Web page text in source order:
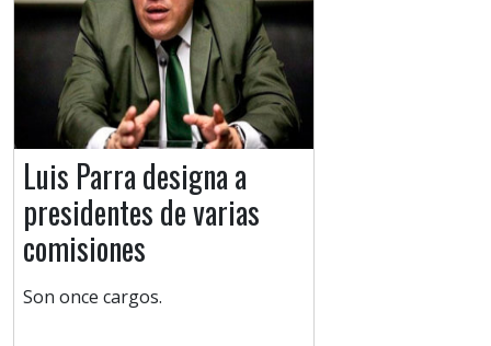
Luis Parra designa a
presidentes de varias
comisiones
Son once cargos.